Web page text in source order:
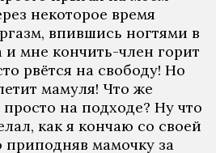
некоторое время
впившись ногтями в
мне кончить-член горит
рвётся на свободу! Но
мамуля! Что же
на подходе? Ну что
как я кончаю со своей
мамочку за